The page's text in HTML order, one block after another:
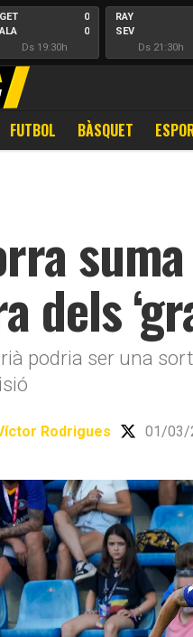
GET
ALA
0
0
Ds 19:30h
RAY
SEV
Ds 21:30h
FUTBOL BÀSQUET
dels
podria ser una
Rodrigues 01/03/